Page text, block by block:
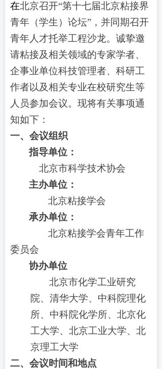
在北京召开“第十七届北京粘接界
青年（学生）论坛” ， 并同期召开
青年人才托举工程沙龙。诚挚邀
请粘接及相关领域的专家学者、
企事业单位科技管理者、 科研工
作者以及相关专业在校研究生等
人员参加会议。现将有关事项通
知如下：
一、 会议组织
指导单位：
北京市科学技术协会
主办单位：
北京粘接学会
承办单位：
北京粘接学会青年工作
委员会
协办单位
北京市化学工业研究
院、清华大学、中科院理化
所、中科院化学所、北京化
工大学、北京工业大学、北
京理工大学
二、 会议时间和地点